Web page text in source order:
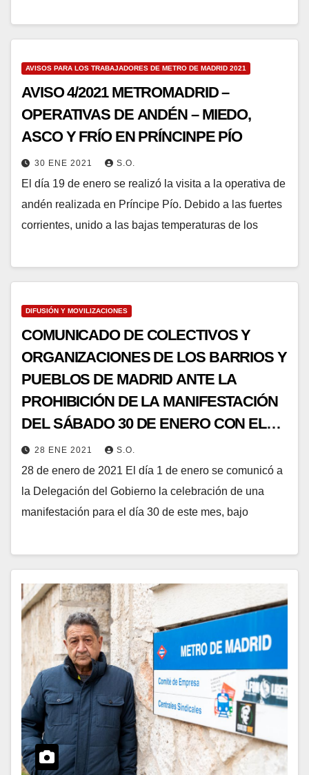
AVISOS PARA LOS TRABAJADORES DE METRO DE MADRID 2021
AVISO 4/2021 METROMADRID –
OPERATIVAS DE ANDÉN – MIEDO,
ASCO Y FRÍO EN PRÍNCINPE PÍO
30 ENE 2021 S.O.
El día 19 de enero se realizó la visita a la operativa de
andén realizada en Príncipe Pío. Debido a las fuertes
corrientes, unido a las bajas temperaturas de los
DIFUSIÓN Y MOVILIZACIONES
COMUNICADO DE COLECTIVOS Y
ORGANIZACIONES DE LOS BARRIOS Y
PUEBLOS DE MADRID ANTE LA
PROHIBICIÓN DE LA MANIFESTACIÓN
DEL SÁBADO 30 DE ENERO CON EL
LEMA NOS ESTÁN MATANDO
28 ENE 2021 S.O.
28 de enero de 2021 El día 1 de enero se comunicó a
la Delegación del Gobierno la celebración de una
manifestación para el día 30 de este mes, bajo